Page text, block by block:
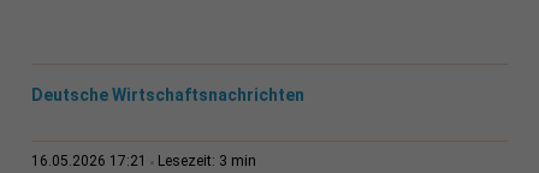
Deutsche Wirtschaftsnachrichten
16.05.2026 17:21 Lesezeit: 3 min